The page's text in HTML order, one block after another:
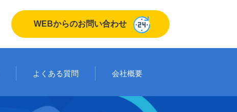
WEBからのお問い合わせ
よくある質問 会社概要